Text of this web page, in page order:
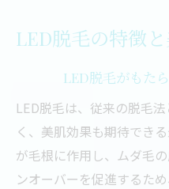
LED脱毛の特徴
LED脱毛がもた
LED脱毛は、従来の脱毛
く、美肌効果も期待でき
が毛根に作用し、ムダ毛
ンオーバーを促進するた